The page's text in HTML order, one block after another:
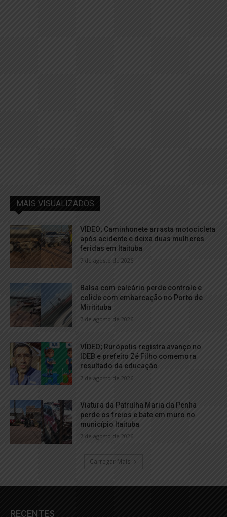
MAIS VISUALIZADOS
VÍDEO; Caminhonete arrasta motocicleta
após acidente e deixa duas mulheres
feridas em Itaituba
7 de agosto de 2026
Balsa com calcário perde controle e
colide com embarcação no Porto de
Miritituba
7 de agosto de 2026
VÍDEO; Rurópolis registra avanço no
IDEB e prefeito Zé Filho comemora
resultado da educação
7 de agosto de 2026
Viatura da Patrulha Maria da Penha
perde os freios e bate em muro no
município Itaituba
7 de agosto de 2026
Carregar Mais
RECENTES